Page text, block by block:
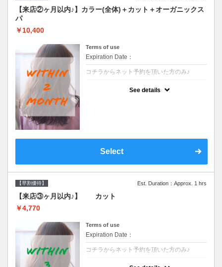
【来店②ヶ月以内♪】カラー(全体)＋カット＋オーガニックス
パ
￥10,400
Terms of use
Expiration Date：
コチラからネット予約を頂いた方のみ♪
See details
Select
【早割優待】 Est. Duration：Approx. 1 hrs
【来店③ヶ月以内♪】 カット
￥4,770
Terms of use
Expiration Date：
コチラからネット予約を頂いた方のみ♪